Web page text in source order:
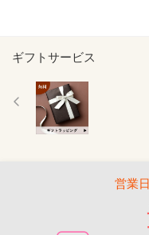
ギフトサービス
営業